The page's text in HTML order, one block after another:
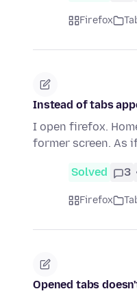
Firefox
Instead of tabs
I open firefox.
former screen. As
Solved 3
Firefox
Opened tabs